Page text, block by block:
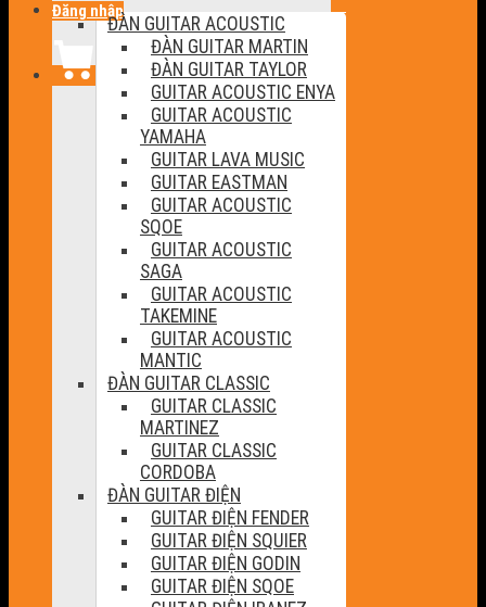
Đăng nhập
ĐÀN GUITAR ACOUSTIC
ĐÀN GUITAR MARTIN
ĐÀN GUITAR TAYLOR
GUITAR ACOUSTIC ENYA
GUITAR ACOUSTIC
YAMAHA
GUITAR LAVA MUSIC
GUITAR EASTMAN
GUITAR ACOUSTIC
SQOE
GUITAR ACOUSTIC
SAGA
GUITAR ACOUSTIC
TAKEMINE
GUITAR ACOUSTIC
MANTIC
ĐÀN GUITAR CLASSIC
GUITAR CLASSIC
MARTINEZ
GUITAR CLASSIC
CORDOBA
ĐÀN GUITAR ĐIỆN
GUITAR ĐIỆN FENDER
GUITAR ĐIỆN SQUIER
GUITAR ĐIỆN GODIN
GUITAR ĐIỆN SQOE